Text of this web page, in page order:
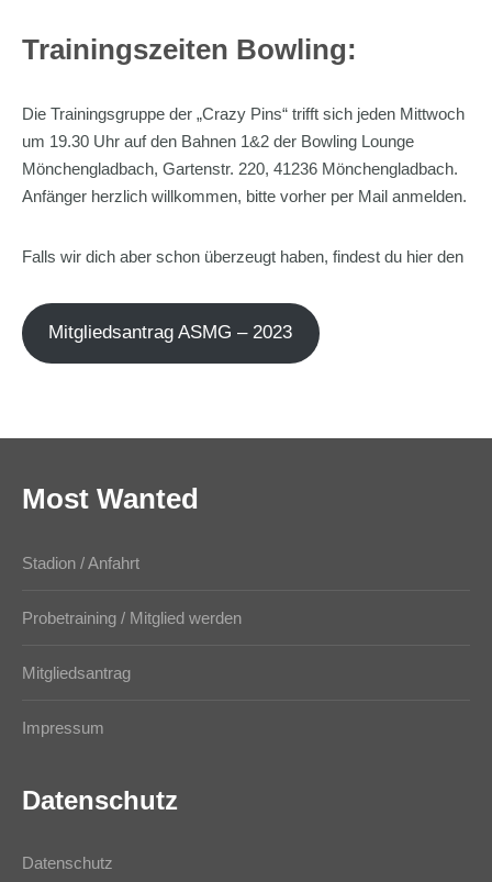
Trainingszeiten Bowling:
Die Trainingsgruppe der „Crazy Pins“ trifft sich jeden Mittwoch
um 19.30 Uhr auf den Bahnen 1&2 der Bowling Lounge
Mönchengladbach, Gartenstr. 220, 41236 Mönchengladbach.
Anfänger herzlich willkommen, bitte vorher per Mail anmelden.
Falls wir dich aber schon überzeugt haben, findest du hier den
Mitgliedsantrag ASMG – 2023
Most Wanted
Stadion / Anfahrt
Probetraining / Mitglied werden
Mitgliedsantrag
Impressum
Datenschutz
Datenschutz